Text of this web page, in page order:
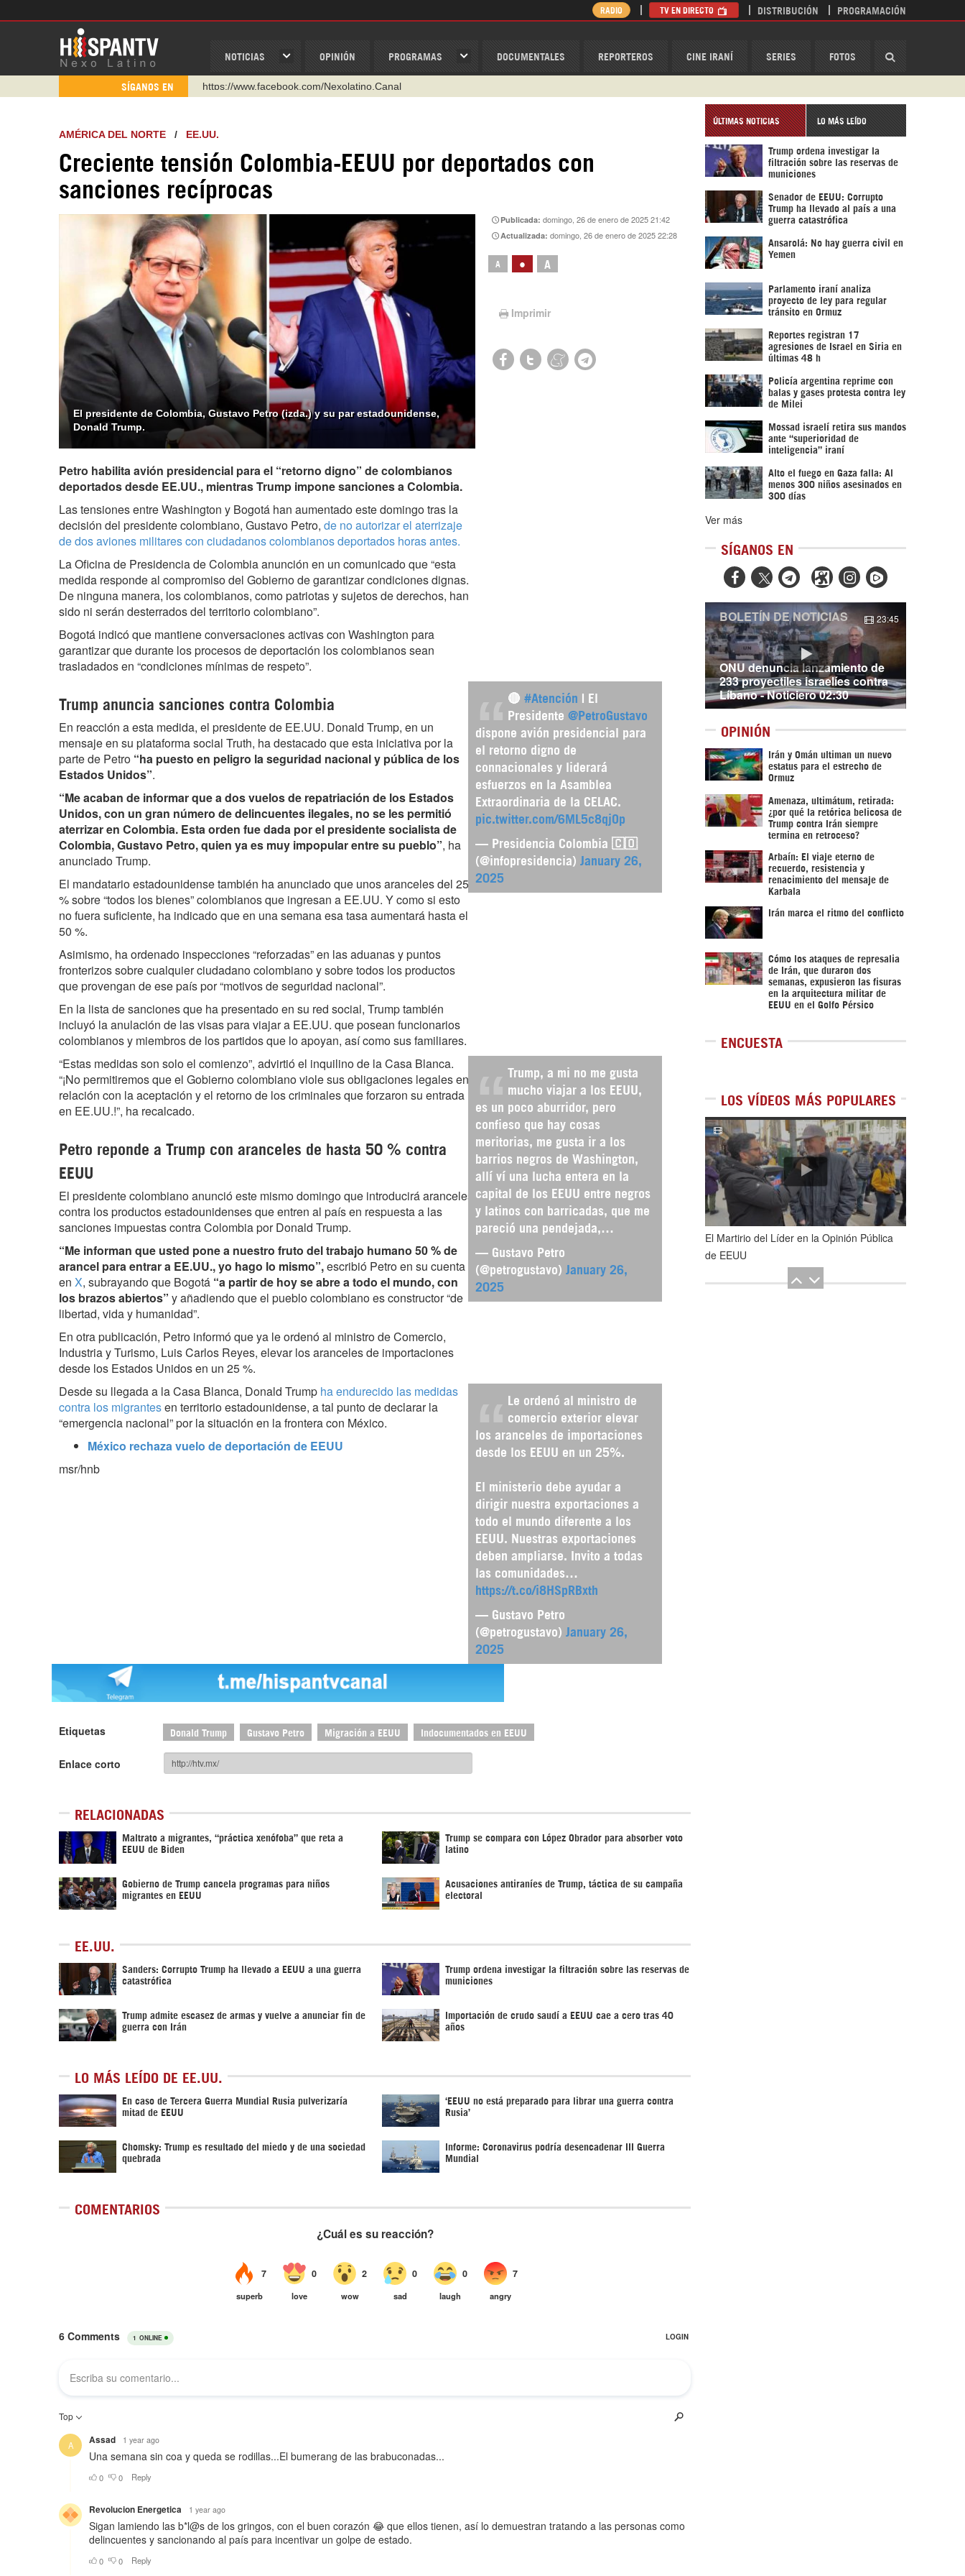
NOTICIAS OPINIÓN PROGRAMAS DOCUMENTALES REPORTEROS CINE IRANÍ SERIES FOTOS
RADIO TV EN DIRECTO DISTRIBUCIÓN PROGRAMACIÓN
SÍGANOS EN
https://www.youtube.com/@nexo_latino
https://t.me/hispantvcanal
https://urmedium.com/c/hispantv
WhatsApp y Viber: +98 921 79 29 404
Instagram como: hispan_tv
https://www.facebook.com/Nexolatino.Canal
AMÉRICA DEL NORTE / EE.UU.
Creciente tensión Colombia-EEUU por deportados con
sanciones recíprocas
El presidente de Colombia, Gustavo Petro (izda.) y su par estadounidense,
Donald Trump.
Publicada:domingo, 26 de enero de 2025 21:42
Actualizada:domingo, 26 de enero de 2025 22:28
A • A
Imprimir
Petro habilita avión presidencial para el “retorno digno” de colombianos
deportados desde EE.UU., mientras Trump impone sanciones a Colombia.
Las tensiones entre Washington y Bogotá han aumentado este domingo tras la
decisión del presidente colombiano, Gustavo Petro, de no autorizar el aterrizaje
de dos aviones militares con ciudadanos colombianos deportados horas antes.
La Oficina de Presidencia de Colombia anunción en un comunicado que “esta
medida responde al compromiso del Gobierno de garantizar condiciones dignas.
De ninguna manera, los colombianos, como patriotas y sujetos de derechos, han
sido ni serán desterrados del territorio colombiano”.
Bogotá indicó que mantiene conversaciones activas con Washington para
garantizar que durante los procesos de deportación los colombianos sean
trasladados en “condiciones mínimas de respeto”.
🔴 #Atención | El
Presidente @PetroGustavo
dispone avión presidencial para
el retorno digno de
connacionales y liderará
esfuerzos en la Asamblea
Extraordinaria de la CELAC.
pic.twitter.com/6ML5c8qjOp
— Presidencia Colombia 🇨🇴
(@infopresidencia) January 26,
2025
Trump anuncia sanciones contra Colombia
En reacción a esta medida, el presidente de EE.UU. Donald Trump, en un
mensaje en su plataforma social Truth, ha destacado que esta iniciativa por la
parte de Petro “ha puesto en peligro la seguridad nacional y pública de los
Estados Unidos”.
“Me acaban de informar que a dos vuelos de repatriación de los Estados
Unidos, con un gran número de delincuentes ilegales, no se les permitió
aterrizar en Colombia. Esta orden fue dada por el presidente socialista de
Colombia, Gustavo Petro, quien ya es muy impopular entre su pueblo”, ha
anunciado Trump.
El mandatario estadounidense también ha anunciado que unos aranceles del 25
% sobre “todos los bienes” colombianos que ingresan a EE.UU. Y como si esto
no fuera suficiente, ha indicado que en una semana esa tasa aumentará hasta el
50 %.
Asimismo, ha ordenado inspecciones “reforzadas” en las aduanas y puntos
fronterizos sobre cualquier ciudadano colombiano y sobre todos los productos
que provengan de ese país por “motivos de seguridad nacional”.
En la lista de sanciones que ha presentado en su red social, Trump también
incluyó la anulación de las visas para viajar a EE.UU. que posean funcionarios
colombianos y miembros de los partidos que lo apoyan, así como sus familiares.
Trump, a mi no me gusta
mucho viajar a los EEUU,
es un poco aburridor, pero
confieso que hay cosas
meritorias, me gusta ir a los
barrios negros de Washington,
allí ví una lucha entera en la
capital de los EEUU entre negros
y latinos con barricadas, que me
pareció una pendejada,…
— Gustavo Petro
(@petrogustavo) January 26,
2025
“Estas medidas son solo el comienzo”, advirtió el inquilino de la Casa Blanca.
“¡No permitiremos que el Gobierno colombiano viole sus obligaciones legales en
relación con la aceptación y el retorno de los criminales que forzaron su entrada
en EE.UU.!”, ha recalcado.
Petro reponde a Trump con aranceles de hasta 50 % contra
EEUU
El presidente colombiano anunció este mismo domingo que introducirá aranceles
contra los productos estadounidenses que entren al país en respuesta a las
sanciones impuestas contra Colombia por Donald Trump.
“Me informan que usted pone a nuestro fruto del trabajo humano 50 % de
arancel para entrar a EE.UU., yo hago lo mismo”,escribió Petro en su cuenta
en X, subrayando que Bogotá “a partir de hoy se abre a todo el mundo, con
los brazos abiertos” y añadiendo que el pueblo colombiano es constructor “de
libertad, vida y humanidad”.
En otra publicación, Petro informó que ya le ordenó al ministro de Comercio,
Industria y Turismo, Luis Carlos Reyes, elevar los aranceles de importaciones
desde los Estados Unidos en un 25 %.
Le ordenó al ministro de
comercio exterior elevar
los aranceles de importaciones
desde los EEUU en un 25%.
El ministerio debe ayudar a
dirigir nuestra exportaciones a
todo el mundo diferente a los
EEUU. Nuestras exportaciones
deben ampliarse. Invito a todas
las comunidades…
https://t.co/i8HSpRBxth
— Gustavo Petro
(@petrogustavo) January 26,
2025
Desde su llegada a la Casa Blanca, Donald Trump ha endurecido las medidas
contra los migrantesen territorio estadounidense, a tal punto de declarar la
“emergencia nacional” por la situación en la frontera con México.
México rechaza vuelo de deportación de EEUU
msr/hnb
Etiquetas Donald Trump Gustavo Petro Migración a EEUU Indocumentados en EEUU
Enlace corto
RELACIONADAS
Maltrato a migrantes, “práctica xenófoba” que reta a
EEUU de Biden
Trump se compara con López Obrador para absorber voto
latino
Gobierno de Trump cancela programas para niños
migrantes en EEUU
Acusaciones antiraníes de Trump, táctica de su campaña
electoral ‎
EE.UU.
Sanders: Corrupto Trump ha llevado a EEUU a una guerra
catastrófica
Trump ordena investigar la filtración sobre las reservas de
municiones
Trump admite escasez de armas y vuelve a anunciar fin de
guerra con Irán
Importación de crudo saudí a EEUU cae a cero tras 40
años
LO MÁS LEÍDO DE EE.UU.
En caso de Tercera Guerra Mundial Rusia pulverizaría
mitad de EEUU
‘EEUU no está preparado para librar una guerra contra
Rusia’
Chomsky: Trump es resultado del miedo y de una sociedad
quebrada
Informe: Coronavirus podría desencadenar III Guerra
Mundial
COMENTARIOS
ÚLTIMAS NOTICIAS LO MÁS LEÍDO
Trump ordena investigar la
filtración sobre las reservas de
municiones
Senador de EEUU: Corrupto
Trump ha llevado al país a una
guerra catastrófica
Ansarolá: No hay guerra civil en
Yemen
Parlamento iraní analiza
proyecto de ley para regular
tránsito en Ormuz
Reportes registran 17
agresiones de Israel en Siria en
últimas 48 h
Policía argentina reprime con
balas y gases protesta contra ley
de Milei
Mossad israelí retira sus mandos
ante “superioridad de
inteligencia” iraní
Alto el fuego en Gaza falla: Al
menos 300 niños asesinados en
300 días
Ver más
SÍGANOS EN
  
ONU denuncia lanzamiento de
233 proyectiles israelíes contra
Líbano - Noticiero 02:30
BOLETÍN DE NOTICIAS 23:45
OPINIÓN
Irán y Omán ultiman un nuevo
estatus para el estrecho de
Ormuz
Amenaza, ultimátum, retirada:
¿por qué la retórica belicosa de
Trump contra Irán siempre
termina en retroceso?
Arbaín: El viaje eterno de
recuerdo, resistencia y
renacimiento del mensaje de
Karbala
Irán marca el ritmo del conflicto
Cómo los ataques de represalia
de Irán, que duraron dos
semanas, expusieron las fisuras
en la arquitectura militar de
EEUU en el Golfo Pérsico
ENCUESTA
LOS VÍDEOS MÁS POPULARES
1de5
El Martirio del Líder en la Opinión Pública
de EEUU